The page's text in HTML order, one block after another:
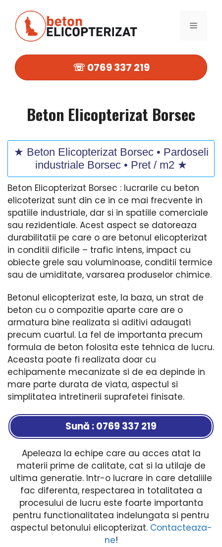
conținut
MENIU
☏ 0769 337 219
Beton Elicopterizat Borsec
★ Beton Elicopterizat Borsec • Pardoseli
industriale Borsec • Pret / m2 ★
Beton Elicopterizat Borsec : lucrarile cu beton
elicoterizat sunt din ce in ce mai frecvente in
spatiile industriale, dar si in spatiile comerciale
sau rezidentiale. Acest aspect se datoreaza
durabilitatii pe care o are betonul elicopterizat
in conditii dificile – trafic intens, impact cu
obiecte grele sau voluminoase, conditii termice
sau de umiditate, varsarea produselor chimice.
Betonul elicopterizat este, la baza, un strat de
beton cu o compozitie aparte care are o
armatura bine realizata si aditivi adaugati
precum cuartul. La fel de importanta precum
formula de beton folosita este tehnica de lucru.
Aceasta poate fi realizata doar cu
echipamente mecanizate si de ea depinde in
mare parte durata de viata, aspectul si
simplitatea intretinerii suprafetei finisate.
Sună : 0769 337 219
Apeleaza la echipe care au acces atat la
materii prime de calitate, cat si la utilaje de
ultima generatie. Intr-o lucrare in care detaliile
fac diferenta, respectarea in totalitatea a
procesului de lucru este foarte importanta
pentru functionalitatea indelungata si pentru
aspectul betonului elicopterizat. Contacteaza-
ne!